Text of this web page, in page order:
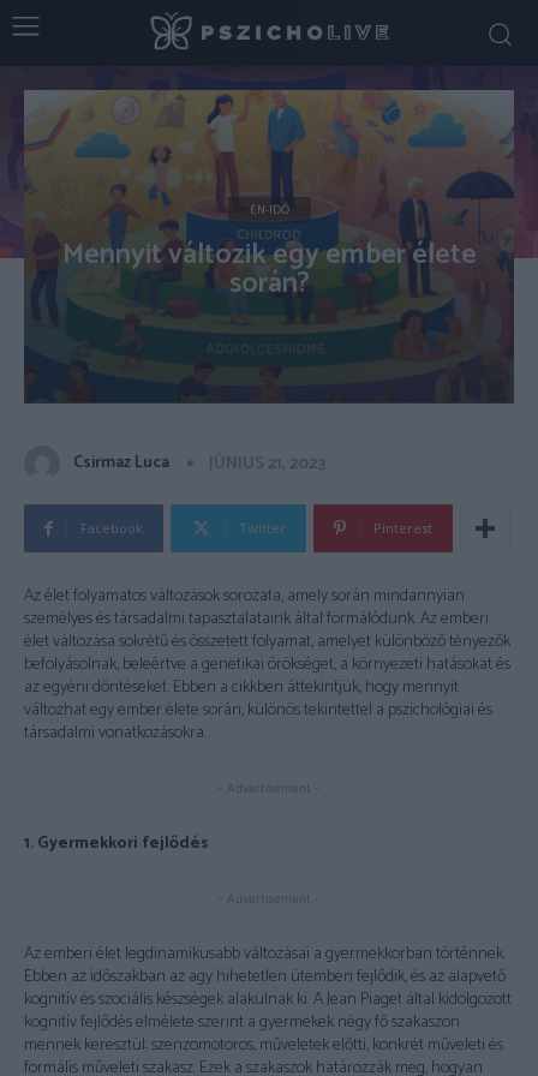
ÉN-IDŐ
Mennyit változik egy ember élete
során?
Csirmaz Luca JÚNIUS 21, 2023
Facebook Twitter Pinterest
Az élet folyamatos változások sorozata, amely során mindannyian
személyes és társadalmi tapasztalataink által formálódunk. Az emberi
élet változása sokrétű és összetett folyamat, amelyet különböző tényezők
befolyásolnak, beleértve a genetikai örökséget, a környezeti hatásokat és
az egyéni döntéseket. Ebben a cikkben áttekintjük, hogy mennyit
változhat egy ember élete során, különös tekintettel a pszichológiai és
társadalmi vonatkozásokra.
- Advertisement -
1. Gyermekkori fejlődés
- Advertisement -
Az emberi élet legdinamikusabb változásai a gyermekkorban történnek.
Ebben az időszakban az agy hihetetlen ütemben fejlődik, és az alapvető
kognitív és szociális készségek alakulnak ki. A Jean Piaget által kidolgozott
kognitív fejlődés elmélete szerint a gyermekek négy fő szakaszon
mennek keresztül: szenzomotoros, műveletek előtti, konkrét műveleti és
formális műveleti szakasz. Ezek a szakaszok határozzák meg, hogyan